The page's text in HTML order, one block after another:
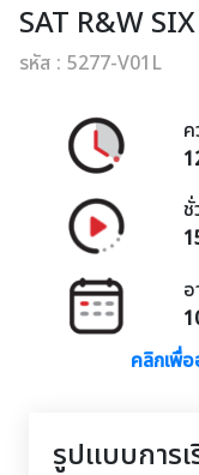
SAT R&W
รหัส : 5277-V01L
ค
ชั่
อ
คลิกเพื่อ
รูปแบบการ